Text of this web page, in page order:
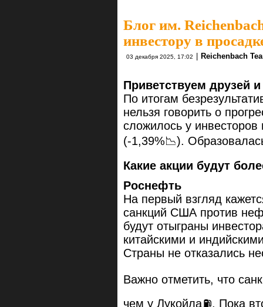
Блог им.
инвестору в
03 декабря 2025, 17:02 Reichenbach
Приветствуем друзей
По итогам
нельзя говорить о
сложилось у
(-1,39%📉).
Какие акции будут
Роснефть
На первый взгляд
санкций США против
будут отыграны
китайскими и
Страны не отказались
Важно отметить, что
чем у Лукойла⛽️. Пока